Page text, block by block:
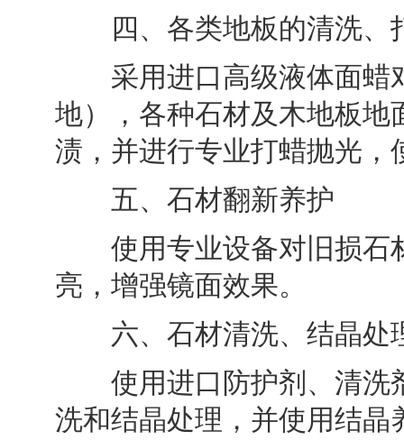
四、各类地板的清洗、
采用进口高级液体面蜡
地），各种石材及木地板
渍，并进行专业打蜡抛光
五、石材翻新养护
使用专业设备对旧损石
亮，增强镜面效果。
六、石材清洗、结晶处
使用进口防护剂、清洗
洗和结晶处理，并使用结